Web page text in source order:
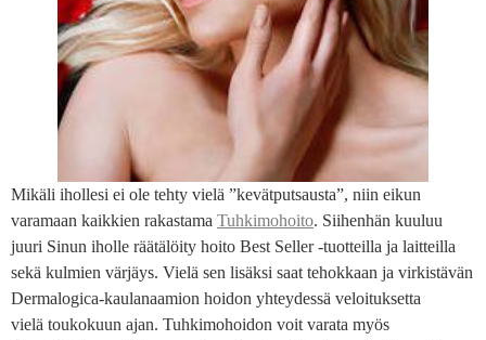
Mikäli ihollesi ei ole tehty vielä ”kevätputsausta”, niin eikun
varamaan kaikkien rakastama Tuhkimohoito. Siihenhän kuuluu
juuri Sinun iholle räätälöity hoito Best Seller -tuotteilla ja laitteilla
sekä kulmien värjäys. Vielä sen lisäksi saat tehokkaan ja virkistävän
Dermalogica-kaulanaamion hoidon yhteydessä veloituksetta
vielä toukokuun ajan. Tuhkimohoidon voit varata myös